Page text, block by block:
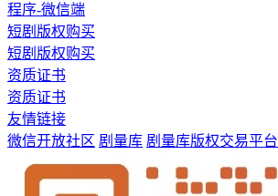
程序-微信端
短剧版权购买
短剧版权购买
资质证书
资质证书
友情链接
微信开放社区 剧量库 剧量库版权交易平台